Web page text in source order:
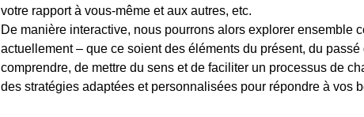
votre rapport à vous-même et aux autres, etc.
De manière interactive, nous pourrons alors explorer ensemble
actuellement – que ce soient des éléments du présent, du
comprendre, de mettre du sens et de faciliter un processus de
des stratégies adaptées et personnalisées pour répondre à vos